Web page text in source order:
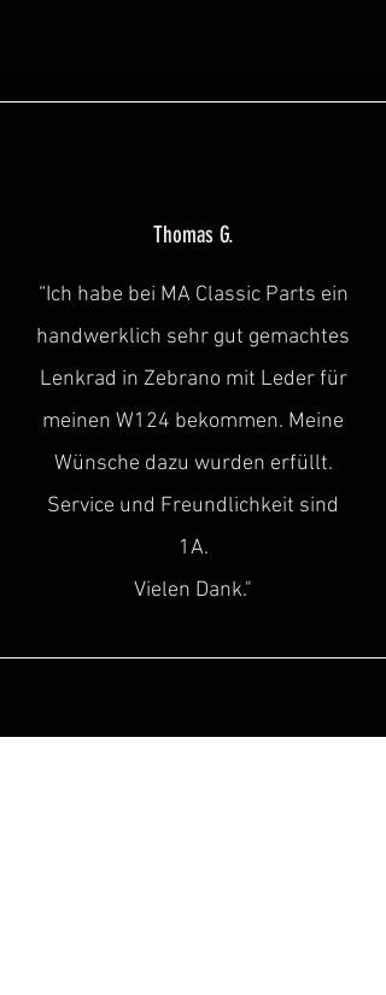
Thomas G.
“Ich habe bei MA Classic Parts ein
handwerklich sehr gut gemachtes
Lenkrad in Zebrano mit Leder für
meinen W124 bekommen. Meine
Wünsche dazu wurden erfüllt.
Service und Freundlichkeit sind
1A.
Vielen Dank."